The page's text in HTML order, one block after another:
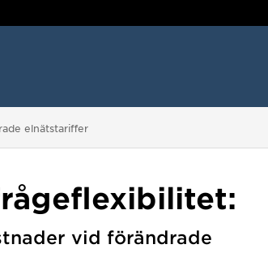
elnätstariffer
vid förändrade